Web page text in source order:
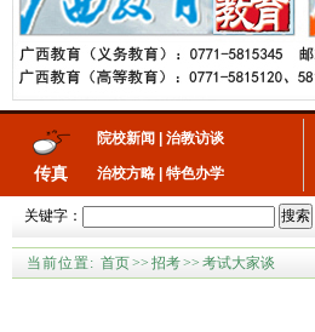
传真
院校新闻 治教访谈
治校方略 特色办学
关键字： 搜索
当前位置: 首页>> 招考>> 考试大家谈